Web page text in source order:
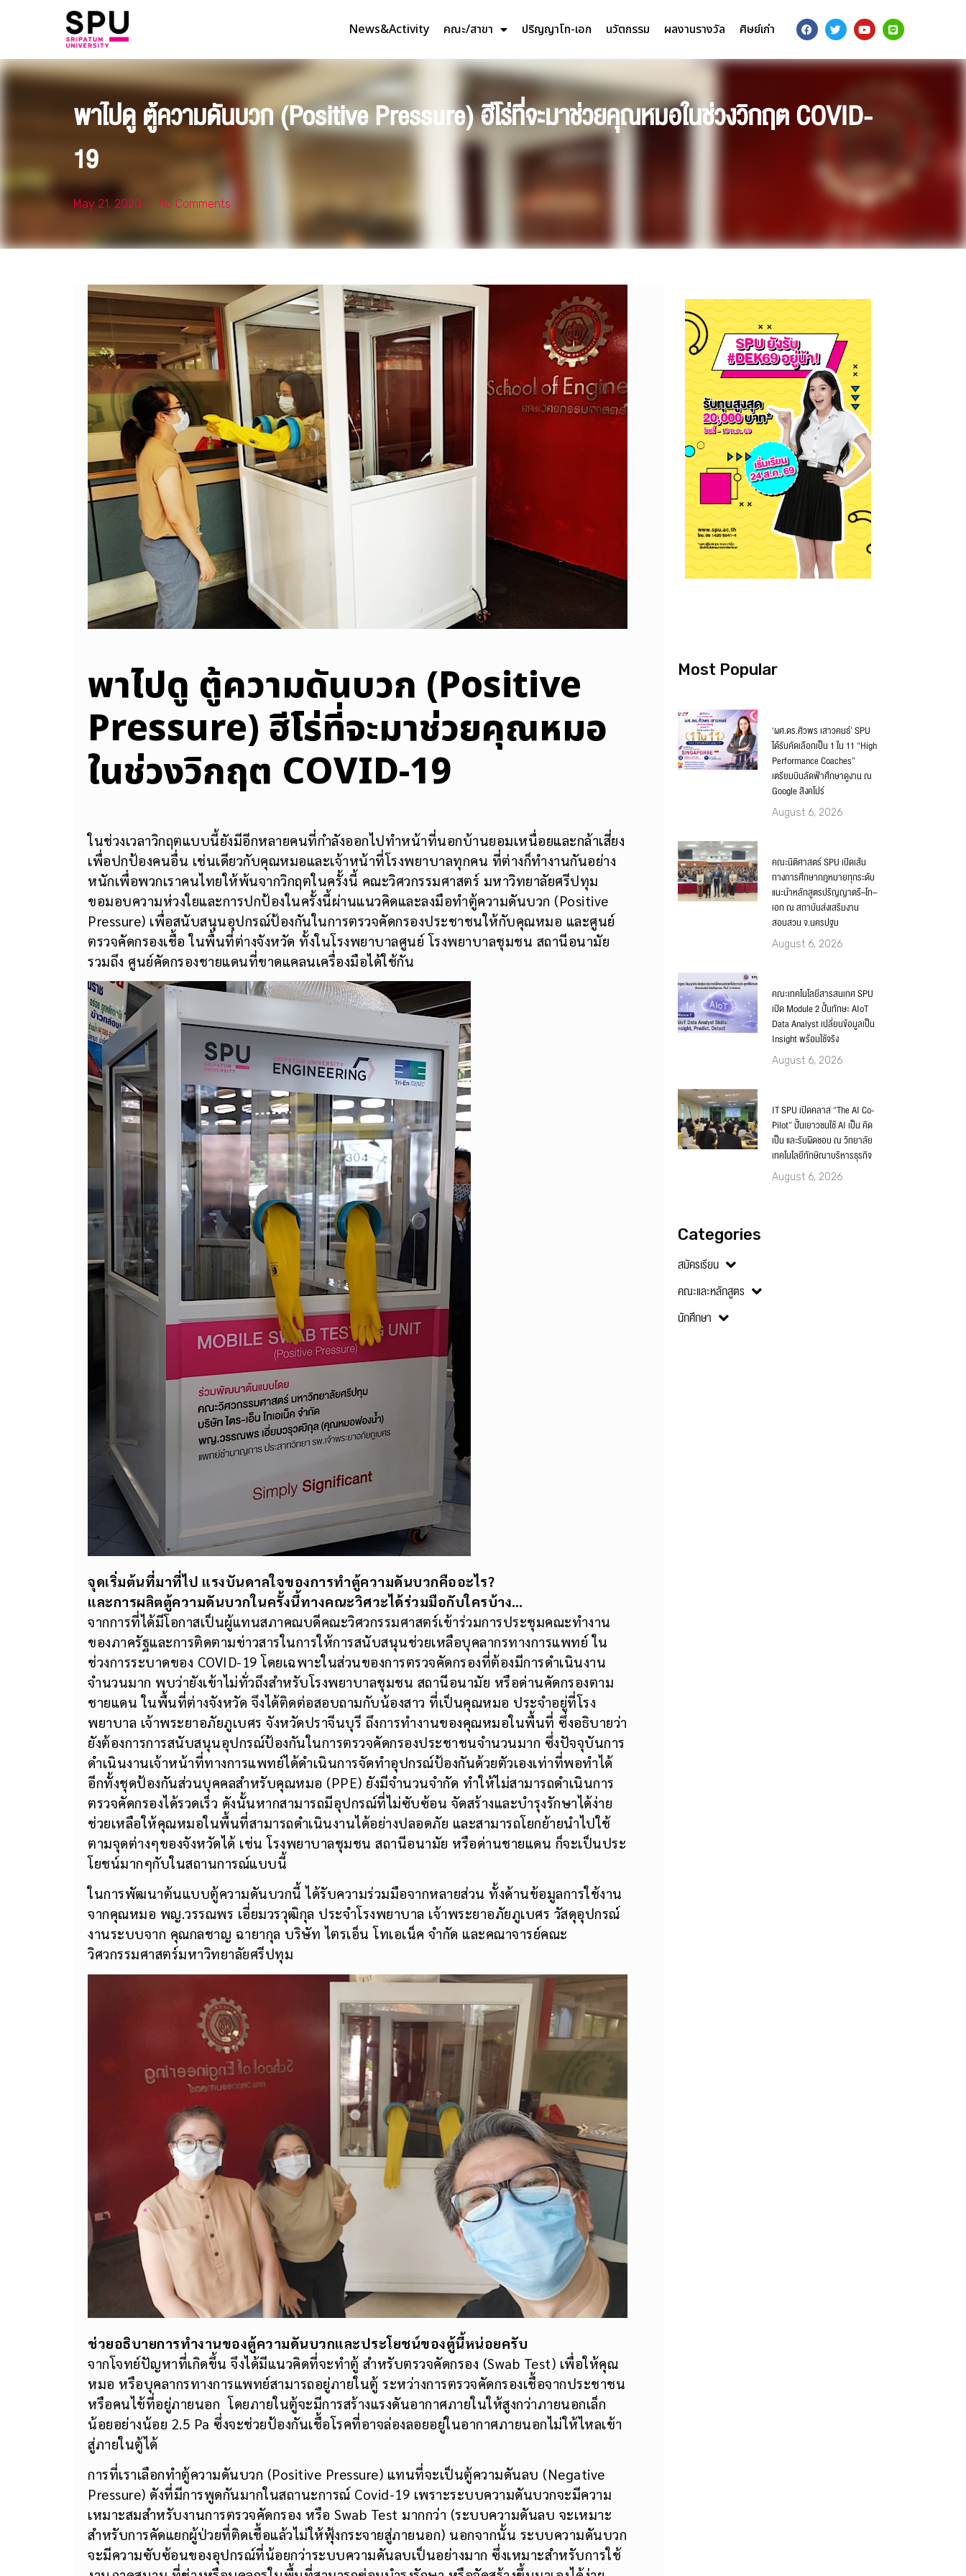
News&Activity คณะ/สาขา ปริญญาโท-เอก นวัตกรรม ผลงานรางวัล ศิษย์เก่า
พาไปดู ตู้ความดันบวก (Positive Pressure) ฮีโร่ที่จะมาช่วยคุณหมอในช่วงวิกฤต COVID-
19
May 21, 2020 No Comments
พาไปดู ตู้ความดันบวก (Positive
Pressure) ฮีโร่ที่จะมาช่วยคุณหมอ
ในช่วงวิกฤต COVID-19
ในช่วงเวลาวิกฤตแบบนี้ยังมีอีกหลายคนที่กำลังออกไปทำหน้าที่นอกบ้านยอมเหนื่อยและกล้าเสี่ยง
เพื่อปกป้องคนอื่น เช่นเดียวกับคุณหมอและเจ้าหน้าที่โรงพยาบาลทุกคน ที่ต่างก็ทำงานกันอย่าง
หนักเพื่อพวกเราคนไทยให้พ้นจากวิกฤตในครั้งนี้ คณะวิศวกรรมศาสตร์ มหาวิทยาลัยศรีปทุม
ขอมอบความห่วงใยและการปกป้องในครั้งนี้ผ่านแนวคิดและลงมือทำตู้ความดันบวก (Positive
Pressure) เพื่อสนับสนุนอุปกรณ์ป้องกันในการตรวจคัดกรองประชาชนให้กับคุณหมอ และศูนย์
ตรวจคัดกรองเชื้อ ในพื้นที่ต่างจังหวัด ทั้งในโรงพยาบาลศูนย์ โรงพยาบาลชุมชน สถานีอนามัย
รวมถึง ศูนย์คัดกรองชายแดนที่ขาดแคลนเครื่องมือได้ใช้กัน
จุดเริ่มต้นที่มาที่ไป แรงบันดาลใจของการทำตู้ความดันบวกคืออะไร?
และการผลิตตู้ความดันบวกในครั้งนี้ทางคณะวิศวะได้ร่วมมือกับใครบ้าง…
จากการที่ได้มีโอกาสเป็นผู้แทนสภาคณบดีคณะวิศวกรรมศาสตร์เข้าร่วมการประชุมคณะทำงาน
ของภาครัฐและการติดตามข่าวสารในการให้การสนับสนุนช่วยเหลือบุคลากรทางการแพทย์ ใน
ช่วงการระบาดของ COVID-19 โดยเฉพาะในส่วนของการตรวจคัดกรองที่ต้องมีการดำเนินงาน
จำนวนมาก พบว่ายังเข้าไม่ทั่วถึงสำหรับโรงพยาบาลชุมชน สถานีอนามัย หรือด่านคัดกรองตาม
ชายแดน ในพื้นที่ต่างจังหวัด จึงได้ติดต่อสอบถามกับน้องสาว ที่เป็นคุณหมอ ประจำอยู่ที่โรง
พยาบาล เจ้าพระยาอภัยภูเบศร จังหวัดปราจีนบุรี ถึงการทำงานของคุณหมอในพื้นที่ ซึ่งอธิบายว่า
ยังต้องการการสนับสนุนอุปกรณ์ป้องกันในการตรวจคัดกรองประชาชนจำนวนมาก ซึ่งปัจจุบันการ
ดำเนินงานเจ้าหน้าที่ทางการแพทย์ได้ดำเนินการจัดทำอุปกรณ์ป้องกันด้วยตัวเองเท่าที่พอทำได้
อีกทั้งชุดป้องกันส่วนบุคคลสำหรับคุณหมอ (PPE) ยังมีจำนวนจำกัด ทำให้ไม่สามารถดำเนินการ
ตรวจคัดกรองได้รวดเร็ว ดังนั้นหากสามารถมีอุปกรณ์ที่ไม่ซับซ้อน จัดสร้างและบำรุงรักษาได้ง่าย
ช่วยเหลือให้คุณหมอในพื้นที่สามารถดำเนินงานได้อย่างปลอดภัย และสามารถโยกย้ายนำไปใช้
ตามจุดต่างๆของจังหวัดได้ เช่น โรงพยาบาลชุมชน สถานีอนามัย หรือด่านชายแดน ก็จะเป็นประ
โยชน์มากๆกับในสถานการณ์แบบนี้
ในการพัฒนาต้นแบบตู้ความดันบวกนี้ ได้รับความร่วมมือจากหลายส่วน ทั้งด้านข้อมูลการใช้งาน
จากคุณหมอ พญ.วรรณพร เอี่ยมวรวุฒิกุล ประจำโรงพยาบาล เจ้าพระยาอภัยภูเบศร วัสดุอุปกรณ์
งานระบบจาก คุณกลชาญ ฉายากุล บริษัท ไตรเอ็น โทเอเน็ค จำกัด และคณาจารย์คณะ
วิศวกรรมศาสตร์มหาวิทยาลัยศรีปทุม
ช่วยอธิบายการทำงานของตู้ความดันบวกและประโยชน์ของตู้นี้หน่อยครับ
จากโจทย์ปัญหาที่เกิดขึ้น จึงได้มีแนวคิดที่จะทำตู้ สำหรับตรวจคัดกรอง (Swab Test) เพื่อให้คุณ
หมอ หรือบุคลากรทางการแพทย์สามารถอยู่ภายในตู้ ระหว่างการตรวจคัดกรองเชื้อจากประชาชน
หรือคนไข้ที่อยู่ภายนอก โดยภายในตู้จะมีการสร้างแรงดันอากาศภายในให้สูงกว่าภายนอกเล็ก
น้อยอย่างน้อย 2.5 Pa ซึ่งจะช่วยป้องกันเชื้อโรคที่อาจล่องลอยอยู่ในอากาศภายนอกไม่ให้ไหลเข้า
สู่ภายในตู้ได้
การที่เราเลือกทำตู้ความดันบวก (Positive Pressure) แทนที่จะเป็นตู้ความดันลบ (Negative
Pressure) ดังที่มีการพูดกันมากในสถานะการณ์ Covid-19 เพราะระบบความดันบวกจะมีความ
เหมาะสมสำหรับงานการตรวจคัดกรอง หรือ Swab Test มากกว่า (ระบบความดันลบ จะเหมาะ
สำหรับการคัดแยกผู้ป่วยที่ติดเชื้อแล้วไม่ให้ฟุ้งกระจายสู่ภายนอก) นอกจากนั้น ระบบความดันบวก
จะมีความซับซ้อนของอุปกรณ์ที่น้อยกว่าระบบความดันลบเป็นอย่างมาก ซึ่งเหมาะสำหรับการใช้
Most Popular
‘ผศ.ดร.ศิวพร เสาวคนธ์’ SPU
ได้รับคัดเลือกเป็น 1 ใน 11 “High
Performance Coaches”
เตรียมบินลัดฟ้าศึกษาดูงาน ณ
Google สิงคโปร์
August 6, 2026
คณะนิติศาสตร์ SPU เปิดเส้น
ทางการศึกษากฎหมายทุกระดับ
แนะนำหลักสูตรปริญญาตรี–โท–
เอก ณ สถาบันส่งเสริมงาน
สอบสวน จ.นครปฐม
August 6, 2026
คณะเทคโนโลยีสารสนเทศ SPU
เปิด Module 2 ปั้นทักษะ AIoT
Data Analyst เปลี่ยนข้อมูลเป็น
Insight พร้อมใช้จริง
August 6, 2026
IT SPU เปิดคลาส “The AI Co-
Pilot” ปั้นเยาวชนใช้ AI เป็น คิด
เป็น และรับผิดชอบ ณ วิทยาลัย
เทคโนโลยีทักษิณาบริหารธุรกิจ
August 6, 2026
Categories
สมัครเรียน
คณะและหลักสูตร
นักศึกษา